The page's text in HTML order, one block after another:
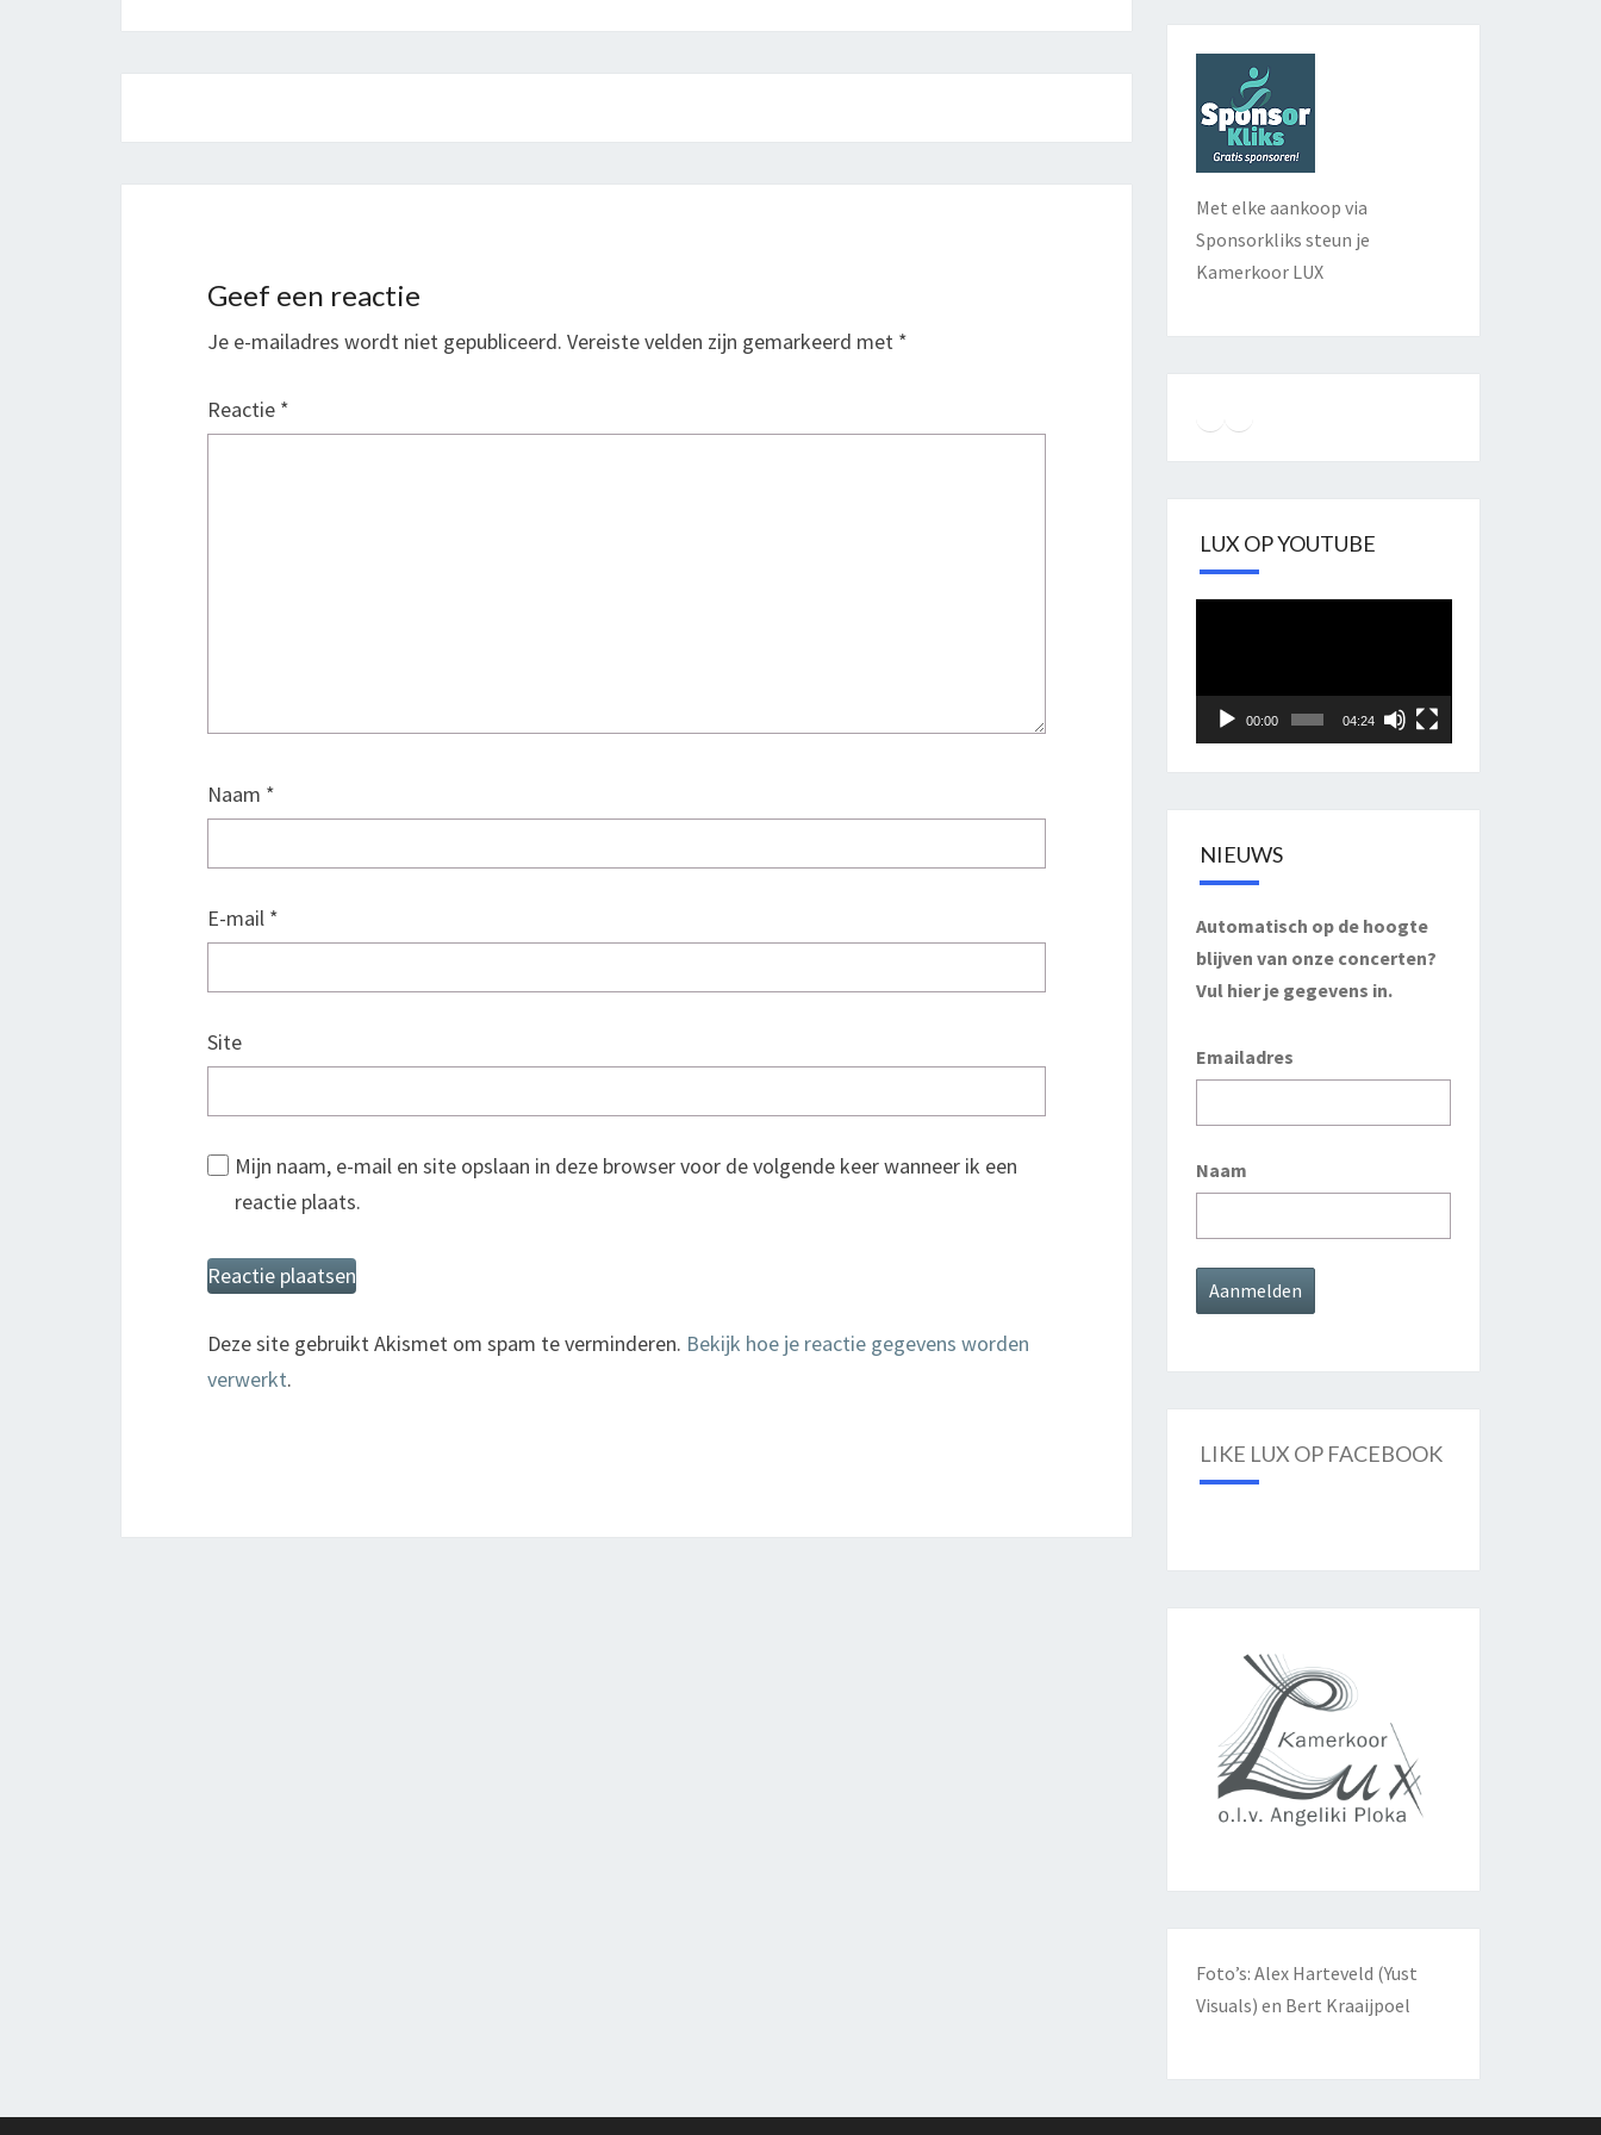
navigatie
Geef een reactie
Je e-mailadres wordt niet gepubliceerd. Vereiste velden zijn gemarkeerd met *
Reactie *
Naam *
E-mail *
Site
Mijn naam, e-mail en site opslaan in deze browser voor de volgende keer wanneer ik een
reactie plaats.
Deze site gebruikt Akismet om spam te verminderen. Bekijk hoe je reactie gegevens worden
verwerkt.
Met elke aankoop via
Sponsorkliks steun je
Kamerkoor LUX
LUX OP YOUTUBE
00:00 04:24
NIEUWS
Automatisch op de hoogte
blijven van onze concerten?
Vul hier je gegevens in.
Emailadres
Naam
LIKE LUX OP FACEBOOK
Foto’s: Alex Harteveld (Yust
Visuals) en Bert Kraaijpoel